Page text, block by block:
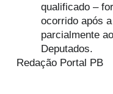
qualificado –
ocorrido após
parcialmente
Deputados.
Redação Portal PB